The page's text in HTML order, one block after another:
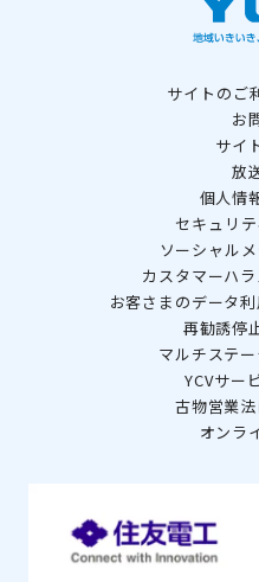
サイトのご
お
サイ
放
個人情
セキュリ
ソーシャル
カスタマーハ
お客さまのデータ
再勧誘停
マルチステ
YCVサー
古物営業
オンラ